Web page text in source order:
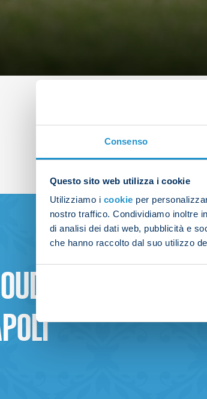
Consenso
Questo sito web utilizza i cookie
Utilizziamo i cookie per
nostro traffico. Condividiamo inoltre
di analisi dei dati web, pubblicità e
che hanno raccolto dal suo utilizzo
TO BE